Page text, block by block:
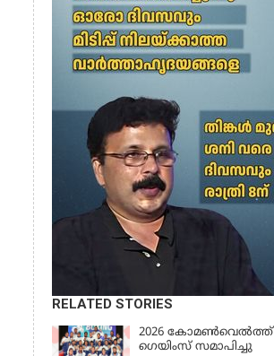
RELATED STORIES
2026 കോമണ്‍വെല്‍ത്ത്
ഗെയിംസ് സമാപിച്ചു